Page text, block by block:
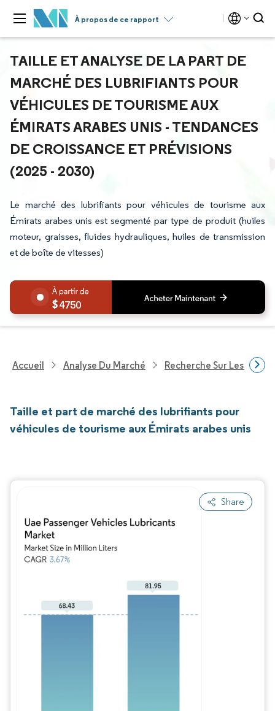
À propos de ce rapport
TAILLE ET ANALYSE DE LA PART DE
MARCHÉ DES LUBRIFIANTS POUR
VÉHICULES DE TOURISME AUX
ÉMIRATS ARABES UNIS - TENDANCES
DE CROISSANCE ET PRÉVISIONS
(2025 - 2030)
Le marché des lubrifiants pour véhicules de tourisme aux
Émirats arabes unis est segmenté par type de produit (huiles
moteur, graisses, fluides hydrauliques, huiles de transmission
et de boîte de vitesses)
4750
Accueil Analyse Du Marché Recherche Sur Les
Taille et part de marché des lubrifiants pour
véhicules de tourisme aux Émirats arabes unis
Share